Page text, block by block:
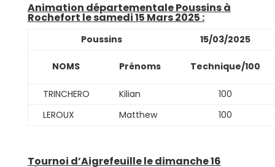
Animation départementale Poussins à
Rochefort le samedi 15 Mars 2025 :
Poussins 15/03/2025
NOMS Prénoms Technique/100
TRINCHERO Kilian
100
LEROUX
Matthew 100
Tournoi d’Aigrefeuille le dimanche 16